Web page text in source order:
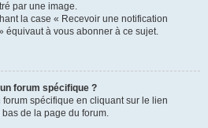
par une image.
la case « Recevoir une notification
équivaut à vous abonner à ce sujet.
forum spécifique ?
spécifique en cliquant sur le lien
de la page du forum.